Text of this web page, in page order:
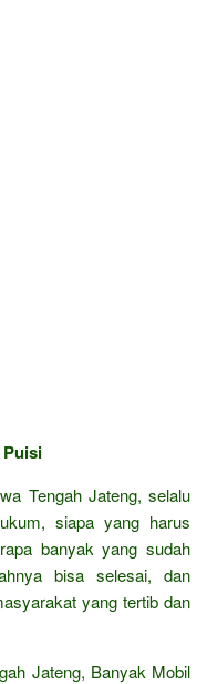
Puisi
Tengah Jateng, selalu
siapa yang harus
banyak yang sudah
bisa selesai, dan
yang tertib dan
Jateng, Banyak Mobil